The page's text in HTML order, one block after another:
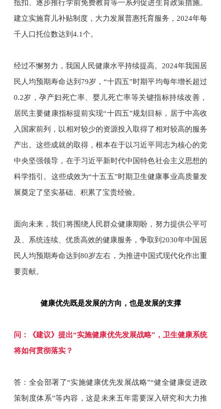
抵扣、逐步推行学前免费教育等一系列促进生育政策措施。
建立实施育儿补贴制度，大力发展普惠托育服务，2024年每
千人口托位数达到4.1个。
经过不懈努力，我国人民健康水平持续提高。2024年我国居
民人均预期寿命达到79岁，“十四五”时期平均每年增长超过
0.2岁，孕产妇死亡率、婴儿死亡率等关键指标持续改善，
居民主要健康指标提前实现“十四五”规划目标，居于中高收
入国家前列，以相对较少的资源投入取得了相对较高的服务
产出。这些成就的取得，根本在于以习近平同志为核心的党
中央坚强领导，在于习近平新时代中国特色社会主义思想的
科学指引。这些成效为“十五五”时期卫生健康事业高质量发
展奠定了坚实基础、积累了宝贵经验。
面向未来，我们将围绕人民群众健康期盼，努力提供公平可
及、系统连续、优质高效的健康服务，争取到2030年中国居
民人均预期寿命达到80岁左右，为推进中国式现代化作出重
要贡献。
健康优先既是发展的方向，也是发展的支撑
问：《建议》提出“实施健康优先发展战略”，卫生健康系统
将如何贯彻落实？
答：全会部署了“实施健康优先发展战略”“健全健康促进政
策制度体系”等内容，这是未来五年需要深入研究和大力推